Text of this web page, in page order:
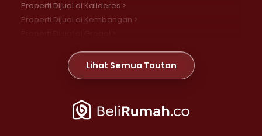
Properti Dijual di Kalideres >
Properti Dijual di Kembangan >
Properti Dijual di Meruya >
Properti Dijual di Jelambar >
Properti Dijual di Jakarta Pusat >
Lihat Semua Tautan